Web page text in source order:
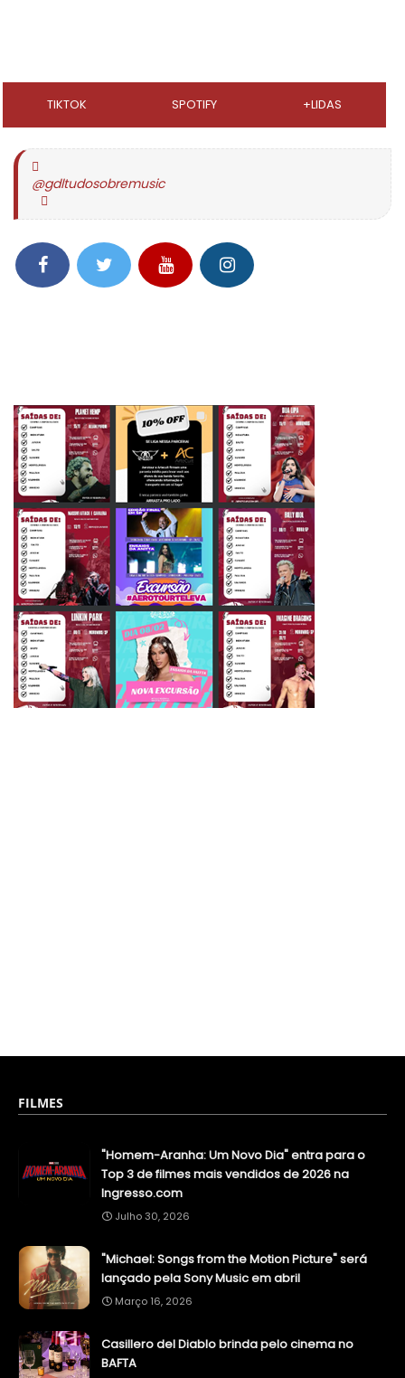
TIKTOK SPOTIFY +LIDAS
@gdltudosobremusic
FILMES
"Homem-Aranha: Um Novo Dia" entra para o
Top 3 de filmes mais vendidos de 2026 na
Ingresso.com
Julho 30, 2026
"Michael: Songs from the Motion Picture" será
lançado pela Sony Music em abril
Março 16, 2026
Casillero del Diablo brinda pelo cinema no
BAFTA